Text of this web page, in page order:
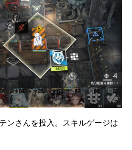
ンさんを投入。スキルゲージは